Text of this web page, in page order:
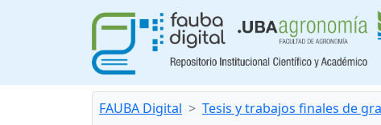
FAUBA Digital Tesis y trabajos finales de